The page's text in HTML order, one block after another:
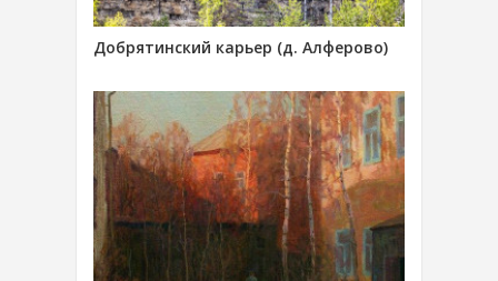
Добрятинский карьер (д. Алферово)